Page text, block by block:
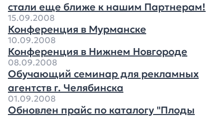
стали еще ближе к нашим Партнерам!
15.09.2008
Конференция в Мурманске
10.09.2008
Конференция в Нижнем Новгороде
08.09.2008
Обучающий семинар для рекламных
агентств г. Челябинска
01.09.2008
Обновлен прайс по каталогу "Плоды